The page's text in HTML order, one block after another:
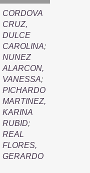
CORDOVA
CRUZ,
DULCE
CAROLINA;
NUNEZ
ALARCON,
VANESSA;
PICHARDO
MARTINEZ,
KARINA
RUBID;
REAL
FLORES,
GERARDO